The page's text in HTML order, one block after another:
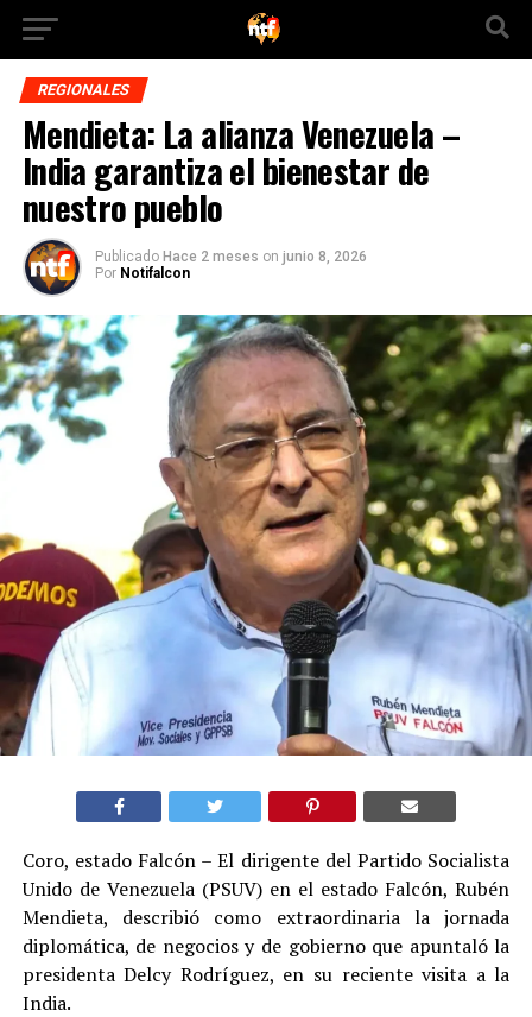
REGIONALES
Mendieta: La alianza Venezuela –
India garantiza el bienestar de
nuestro pueblo
Publicado Hace 2 meses on junio 8, 2026
Por Notifalcon
Coro, estado Falcón – El dirigente del Partido Socialista
Unido de Venezuela (PSUV) en el estado Falcón, Rubén
Mendieta, describió como extraordinaria la jornada
diplomática, de negocios y de gobierno que apuntaló la
presidenta Delcy Rodríguez, en su reciente visita a la
India.